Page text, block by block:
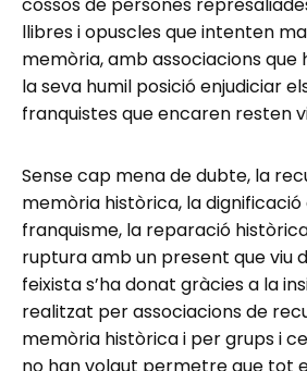
llibres i opuscles que intenten
memòria, amb associacions que
la seva humil posició enjudiciar
franquistes que encaren resten
Sense cap mena de dubte, la
memòria històrica, la
franquisme, la reparació
ruptura amb un present que viu
feixista s’ha donat gràcies a la
realitzat per associacions de
memòria històrica i per grups i